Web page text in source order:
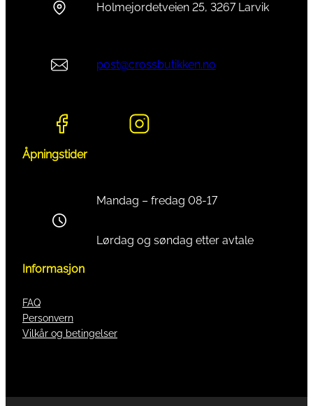
Holmejordetveien 25, 3267 Larvik
post@crossbutikken.no
Åpningstider
Mandag – fredag 08-17
Lørdag og søndag etter avtale
Informasjon
FAQ
Personvern
Vilkår og betingelser